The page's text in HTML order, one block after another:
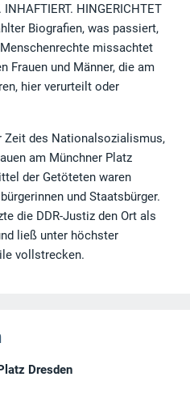
HINGERICHTET
Biografien, was passiert,
missachtet
Frauen und Männer, die am
hier verurteilt oder
Zeit des Nationalsozialismus,
am Münchner Platz
der Getöteten waren
und Staatsbürger.
die DDR-Justiz den Ort als
ließ unter höchster
vollstrecken.
Dresden